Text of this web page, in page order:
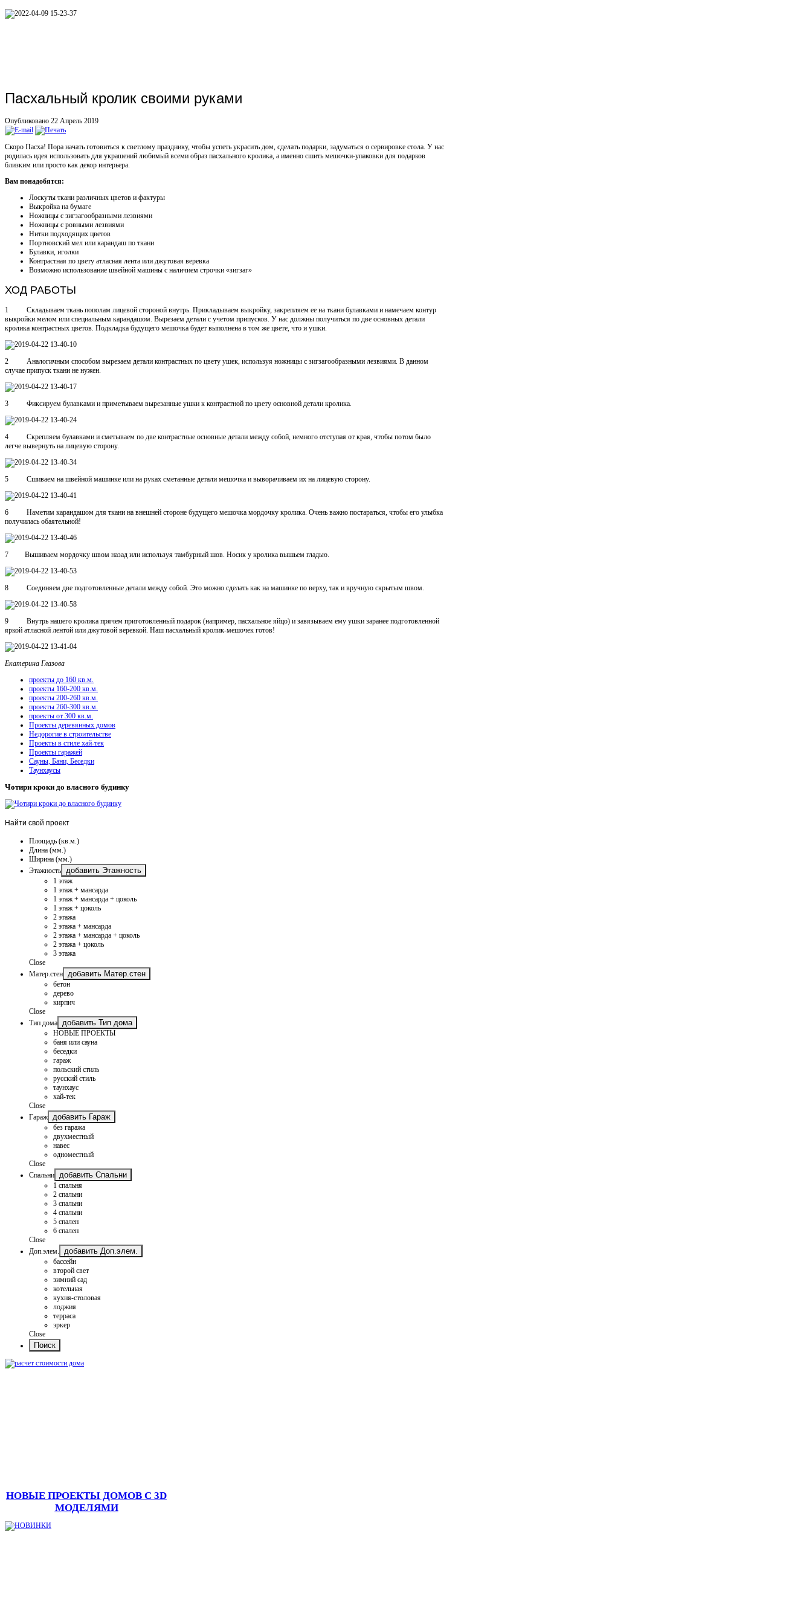
Пасхальный кролик своими руками
Опубликовано 22 Апрель 2019
Скоро Пасха! Пора начать готовиться к светлому празднику, чтобы успеть украсить дом, сделать подарки, задуматься о сервировке стола. У нас
родилась идея использовать для украшений любимый всеми образ пасхального кролика, а именно сшить мешочки-упаковки для подарков
близким или просто как декор интерьера.
Вам понадобятся:
Лоскуты ткани различных цветов и фактуры
Выкройка на бумаге
Ножницы с зигзагообразными лезвиями
Ножницы с ровными лезвиями
Нитки подходящих цветов
Портновский мел или карандаш по ткани
Булавки, иголки
Контрастная по цвету атласная лента или джутовая веревка
Возможно использование швейной машины с наличием строчки «зигзаг»
ХОД РАБОТЫ
1 Складываем ткань пополам лицевой стороной внутрь. Прикладываем выкройку, закрепляем ее на ткани булавками и намечаем контур
выкройки мелом или специальным карандашом. Вырезаем детали с учетом припусков. У нас должны получиться по две основных детали
кролика контрастных цветов. Подкладка будущего мешочка будет выполнена в том же цвете, что и ушки.
2 Аналогичным способом вырезаем детали контрастных по цвету ушек, используя ножницы с зигзагообразными лезвиями. В данном
случае припуск ткани не нужен.
3 Фиксируем булавками и приметываем вырезанные ушки к контрастной по цвету основной детали кролика.
4 Скрепляем булавками и сметываем по две контрастные основные детали между собой, немного отступая от края, чтобы потом было
легче вывернуть на лицевую сторону.
5 Сшиваем на швейной машинке или на руках сметанные детали мешочка и выворачиваем их на лицевую сторону.
6 Наметим карандашом для ткани на внешней стороне будущего мешочка мордочку кролика. Очень важно постараться, чтобы его улыбка
получилась обаятельной!
7 Вышиваем мордочку швом назад или используя тамбурный шов. Носик у кролика вышьем гладью.
8 Соединяем две подготовленные детали между собой. Это можно сделать как на машинке по верху, так и вручную скрытым швом.
9 Внутрь нашего кролика прячем приготовленный подарок (например, пасхальное яйцо) и завязываем ему ушки заранее подготовленной
яркой атласной лентой или джутовой веревкой. Наш пасхальный кролик-мешочек готов!
Екатерина Глазова
проекты до 160 кв.м.
проекты 160-200 кв.м.
проекты 200-260 кв.м.
проекты 260-300 кв.м.
проекты от 300 кв.м.
Проекты деревянных домов
Недорогие в строительстве
Проекты в стиле хай-тек
Проекты гаражей
Сауны, Бани, Беседки
Таунхаусы
Чотири кроки до власного будинку
Найти свой проект
Площадь (кв.м.)
Длина (мм.)
Ширина (мм.)
Этажность
добавить Этажность
1 этаж
1 этаж + мансарда
1 этаж + мансарда + цоколь
1 этаж + цоколь
2 этажа
2 этажа + мансарда
2 этажа + мансарда + цоколь
2 этажа + цоколь
3 этажа
Close
Матер.стен
добавить Матер.стен
бетон
дерево
кирпич
Close
Тип дома
добавить Тип дома
НОВЫЕ ПРОЕКТЫ
баня или сауна
беседки
гараж
польский стиль
русский стиль
таунхаус
хай-тек
Close
Гараж
добавить Гараж
без гаража
двухместный
навес
одноместный
Close
Спальни
добавить Спальни
1 спальня
2 спальни
3 спальни
4 спальни
5 спален
6 спален
Close
Доп.элем.
добавить Доп.элем.
бассейн
второй свет
зимний сад
котельная
кухня-столовая
лоджия
терраса
эркер
Close
НОВЫЕ ПРОЕКТЫ ДОМОВ С 3D
МОДЕЛЯМИ